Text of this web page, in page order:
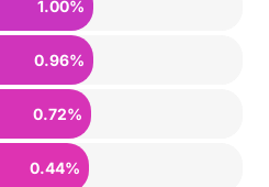
1.00%
0.96%
0.72%
0.44%